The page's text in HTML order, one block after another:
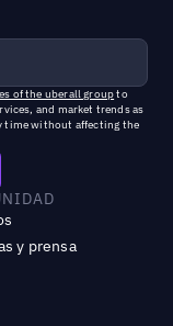
of the uberall groupto
and market trends as
time without affecting the
y prensa